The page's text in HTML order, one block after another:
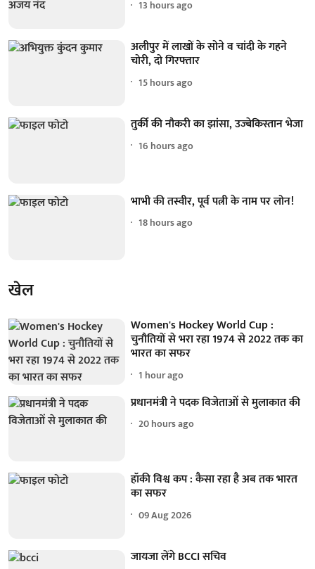
13 hours ago
अलीपुर में लाखों के सोने व चांदी के गहने
चोरी, दो गिरफ्तार
15 hours ago
तुर्की की नौकरी का झांसा, उज्बेकिस्तान भेजा
16 hours ago
भाभी की तस्वीर, पूर्व पत्नी के नाम पर लोन!
18 hours ago
खेल
Women's Hockey World Cup :
चुनौतियों से भरा रहा 1974 से 2022 तक का
भारत का सफर
1 hour ago
प्रधानमंत्री ने पदक विजेताओं से मुलाकात की
20 hours ago
हॉकी विश्व कप : कैसा रहा है अब तक भारत
का सफर
09 Aug 2026
जायजा लेंगे BCCI सचिव